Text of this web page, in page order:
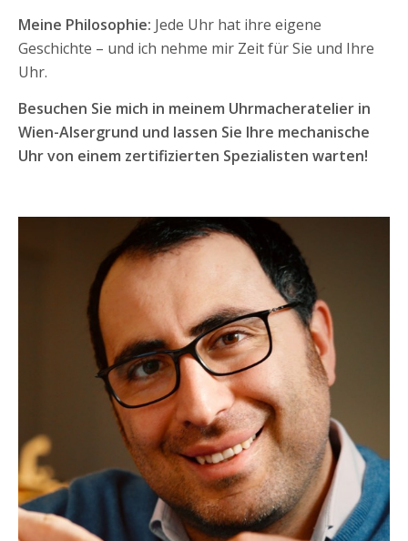
Meine Philosophie: Jede Uhr hat ihre eigene
Geschichte – und ich nehme mir Zeit für Sie und Ihre
Uhr.
Besuchen Sie mich in meinem Uhrmacheratelier in
Wien-Alsergrund und lassen Sie Ihre mechanische
Uhr von einem zertifizierten Spezialisten warten!